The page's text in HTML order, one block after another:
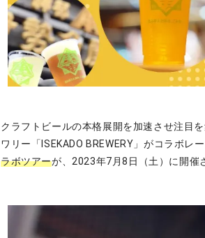
クラフトビールの本格展開を加速させ注目
ワリー「ISEKADO BREWERY」がコラボレ
ラボツアーが、2023年7月8日（土）に開催